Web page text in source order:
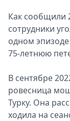
Как сообщили
сотрудники
одном
75-летнюю
В сентябре
ровесница
Турку. Она
ходила на